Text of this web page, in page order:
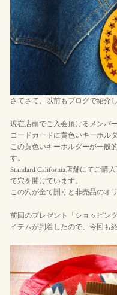
さてさて、以前もブログで紹介し
現在店頭でご入会頂けるメンバ
コードカードに黄色いキーホル
この黄色いキーホルダーが一般
す。
Standard California店舗にてご購
て穴を開けています。
この穴が全て開くと非売品のオ
前回のプレゼント「ショッピン
イテムが到着したので、今回も